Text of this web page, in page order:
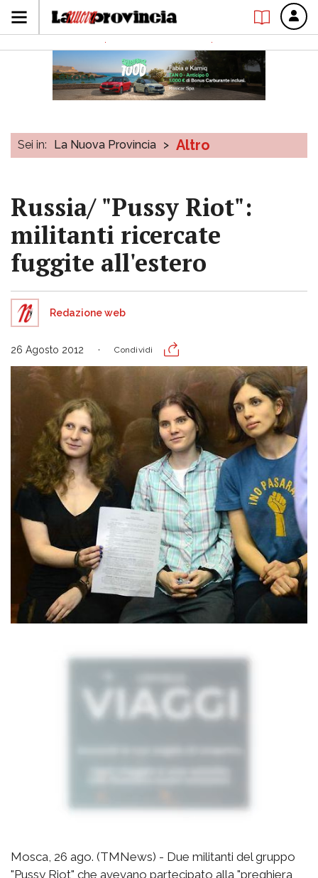
Sei in: La Nuova Provincia > Altro
Russia/ "Pussy Riot":
militanti ricercate
fuggite all'estero
Redazione web
26 Agosto 2012 Condividi
Mosca, 26 ago. (TMNews) - Due militanti del gruppo
"Pussy Riot" che avevano partecipato alla "preghiera